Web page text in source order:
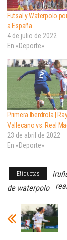
Futsal y Waterpolo
a España
4 de julio de 2022
En «Deporte»
Primera Iberdrola |
Vallecano vs. Real
23 de abril de 2022
En «Deporte»
Etiquetas
de waterpolo